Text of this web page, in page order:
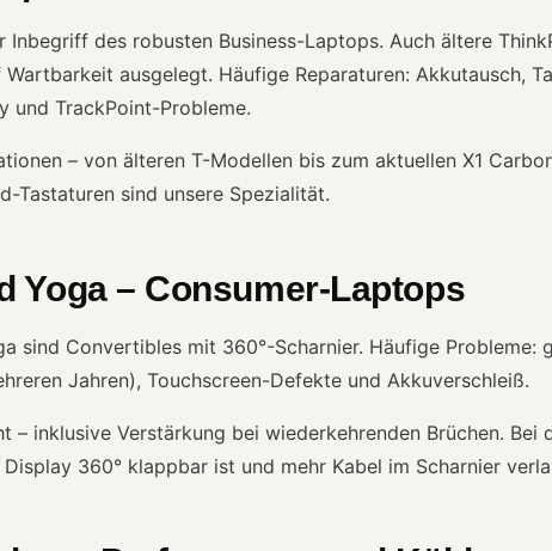
Inbegriff des robusten Business-Laptops. Auch ältere
ausgelegt. Häufige Reparaturen: Akkutausch,
und TrackPoint-Probleme.
– von älteren T-Modellen bis zum aktuellen X1
Tastaturen sind unsere Spezialität.
Yoga – Consumer-Laptops
sind Convertibles mit 360°-Scharnier. Häufige Probleme:
Jahren), Touchscreen-Defekte und Akkuverschleiß.
– inklusive Verstärkung bei wiederkehrenden Brüchen.
360° klappbar ist und mehr Kabel im Scharnier